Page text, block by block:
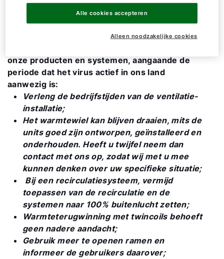
vinden die met u te delen:
Graag willen wij onze partners, relaties en
onze producten en systemen, aangaande de
periode dat het virus actief in ons land
aanwezig is:
Verleng de bedrijfstijden van de ventilatie-
installatie;
Het warmtewiel kan blijven draaien, mits de
units goed zijn ontworpen, geïnstalleerd en
onderhouden. Heeft u twijfel neem dan
contact met ons op, zodat wij met u mee
kunnen denken over uw specifieke situatie;
Bij een recirculatiesysteem, vermijd
toepassen van de recirculatie en de
systemen naar 100% buitenlucht zetten;
Warmteterugwinning met twincoils behoeft
geen nadere aandacht;
Gebruik meer te openen ramen en
informeer de gebruikers daarover;
Hallo!
Hoe kunnen wij u helpen?
Contact met het team
Contactformulier
Mail de WOLF Service
Adresgegevens
Alleen noodzakelijke cookies
Alle cookies accepteren